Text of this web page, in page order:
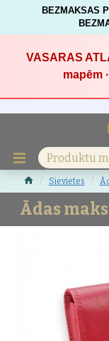
BEZMAKSAS
VASARAS
mapēm
Sievietes
Ādas